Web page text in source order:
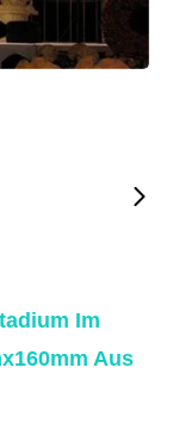
Im
Aus